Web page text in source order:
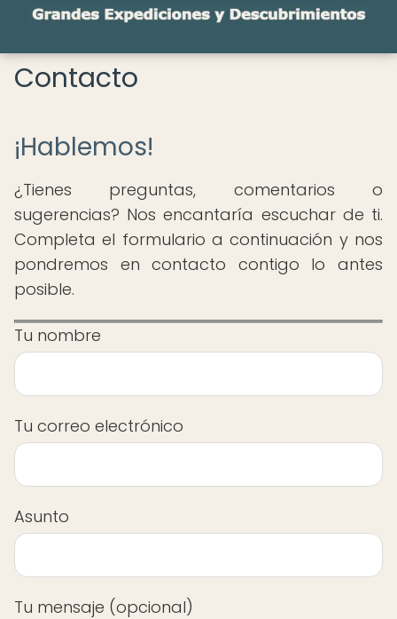
Contacto
¡Hablemos!
¿Tienes preguntas, comentarios o
sugerencias? Nos encantaría escuchar de ti.
Completa el formulario a continuación y nos
pondremos en contacto contigo lo antes
posible.
Tu nombre
Tu correo electrónico
Asunto
Tu mensaje (opcional)